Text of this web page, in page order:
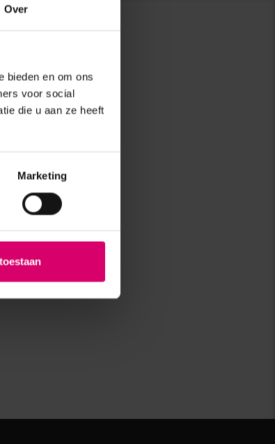
Over
bieden en om ons
voor social
die u aan ze heeft
Marketing